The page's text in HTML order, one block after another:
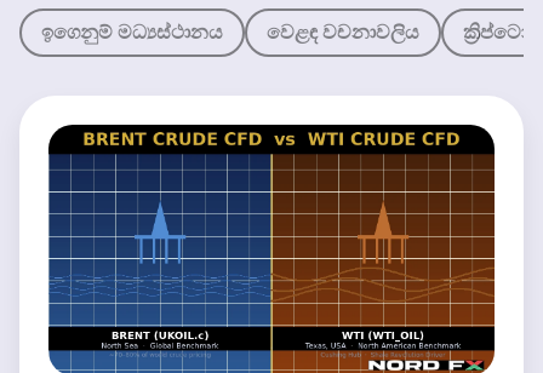
ඉගෙනුම් මධ්‍යස්ථානය වෙළඳ වචනාවලිය ක්‍රිප්ටෝ